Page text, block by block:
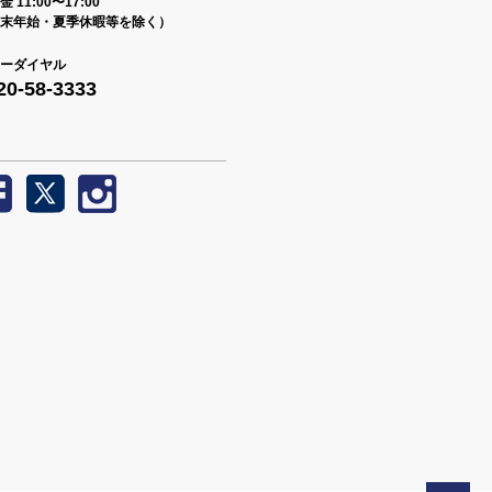
末年始・夏季休暇等を除く）
ダイヤル
58-3333